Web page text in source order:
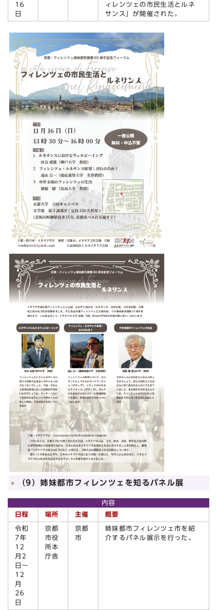
16
日
ィレンツェの市民生活とルネ
サンス」が開催された。
（9）姉妹都市フィレンツェを知るパネル展
内容
日程
場所 主催 概要
令和
7年
12
月2
日～
12
月
26
日
京都
市役
所本
庁舎
京都
市
姉妹都市フィレンツェ市を紹
介するパネル展示を行った。